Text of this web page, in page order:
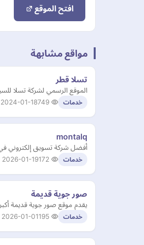
افتح الموقع
مواقع مشابهة
تسلا قطر
الموقع الرسمي لشركة تسلا
خدمات 2024-01-18
montalq
أفضل شركة تسويق إلكتروني
خدمات 2026-01-19
صور جوية قديمة
يقدم موقع صور جوية قديمة
خدمات 2026-01-01